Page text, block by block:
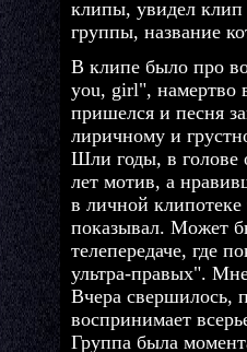
клипы, увидел
группы, название
В клипе было про
you, girl", намертво
пришелся и песня
лиричному и
Шли годы, в голове
лет мотив, а
в личной
показывал. Может
телепередаче, где
ультра-правых".
Вчера свершилось,
воспринимает
Группа была